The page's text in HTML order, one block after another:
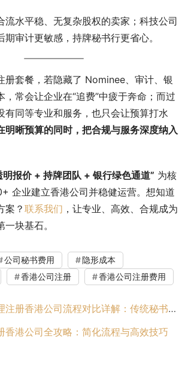
流水平稳、无复杂股权的卖家；科技公司
期审计更敏感，持牌秘书行更省心。
册套餐，若隐藏了 Nominee、审计、银
，常会让企业在“追费”中疲于奔命；而过
有同等专业和服务，也只会让预算打水
明晰预算的同时，把合规与服务深度纳入
明报价 + 持牌团队 + 银行绿色通道” 为核
企业建立香港公司并稳健运营。想知道
案？联系我们 ，让专业、高效、合规成为
块基石。
公司秘书费用
隐形成本
香港公司注册 香港公司注册费用
港公司流程对比详解：传统秘书行 vs. 线上 SaaS vs. 跨境平台
香港公司全攻略：简化流程与高效技巧